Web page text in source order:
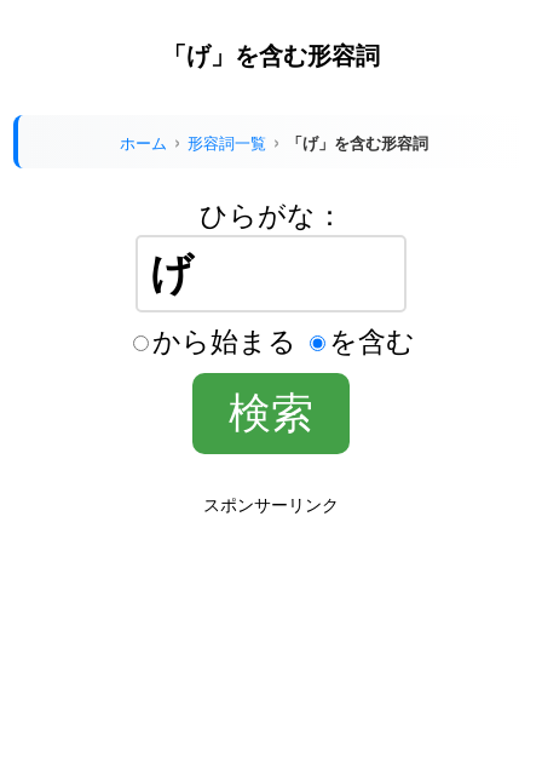
「げ」を含む形容詞
ホーム 形容詞一覧 「げ」を含む形容詞
ひらがな：
から始まる を含む
スポンサーリンク